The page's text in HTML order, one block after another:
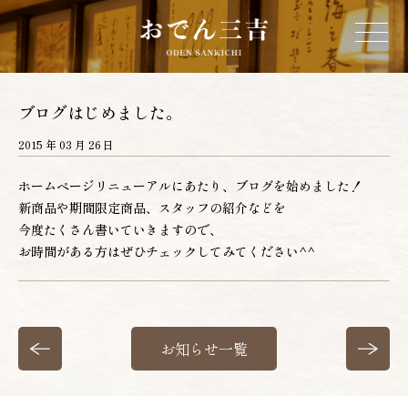
三吉について
お品書き
店舗情報
営業カレンダー
ブログはじめました。
2015 年 03 月 26 日
ホームページリニューアルにあたり、ブログを始めました！
新商品や期間限定商品、スタッフの紹介などを
今度たくさん書いていきますので、
お時間がある方はぜひチェックしてみてください^^
お知らせ一覧